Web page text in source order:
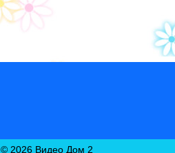
© 2026 Видео Дом 2